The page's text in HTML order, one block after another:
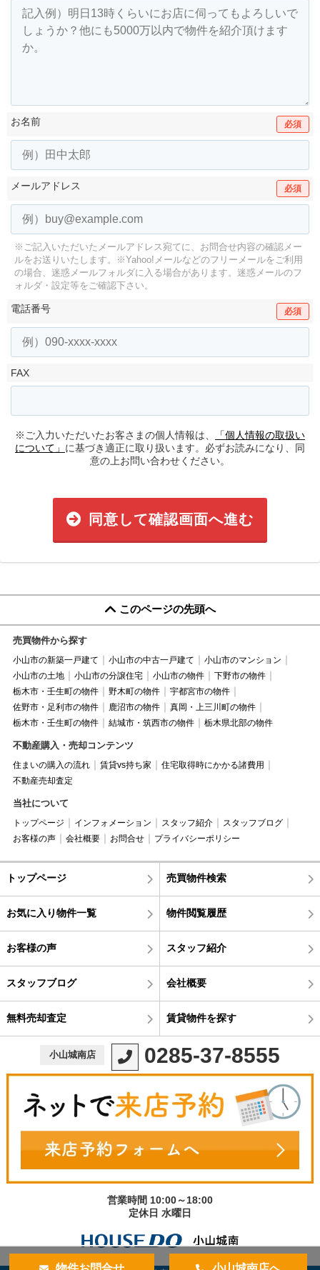
お名前 必須
メールアドレス 必須
※ご記入いただいたメールアドレス宛てに、お問合せ内容の確認メー
ルをお送りいたします。
※Yahoo!メールなどのフリーメールをご利用
の場合、迷惑メールフォルダに入る場合があります。 迷惑メールのフ
ォルダ・設定等をご確認下さい。
電話番号 必須
FAX
※ご入力いただいたお客さまの個人情報は、
「個人情報の取扱い
について」 に基づき適正に取り扱います。必ずお読みになり、同
意の上お問い合わせください。
同意して確認画面へ進む
このページの先頭へ
売買物件から探す
小山市の新築一戸建て 小山市の中古一戸建て
小山市のマンション
小山市の土地
小山市の分譲住宅 小山市の物件
下野市の物件
栃木市・壬生町の物件
野木町の物件
宇都宮市の物件
佐野市・足利市の物件
鹿沼市の物件
真岡・上三川町の物件
栃木市・壬生町の物件
結城市・筑西市の物件 栃木県北部の物件
不動産購入・売却コンテンツ
住まいの購入の流れ 賃貸vs持ち家
住宅取得時にかかる諸費用
不動産売却査定
当社について
トップページ インフォメーション スタッフ紹介
スタッフブログ
お客様の声
会社概要 お問合せ プライバシーポリシー
トップページ 売買物件検索
お気に入り物件一覧 物件閲覧履歴
お客様の声 スタッフ紹介
スタッフブログ 会社概要
無料売却査定 賃貸物件を探す
小山城南店 0285-37-8555
営業時間 10:00～18:00
定休日 水曜日